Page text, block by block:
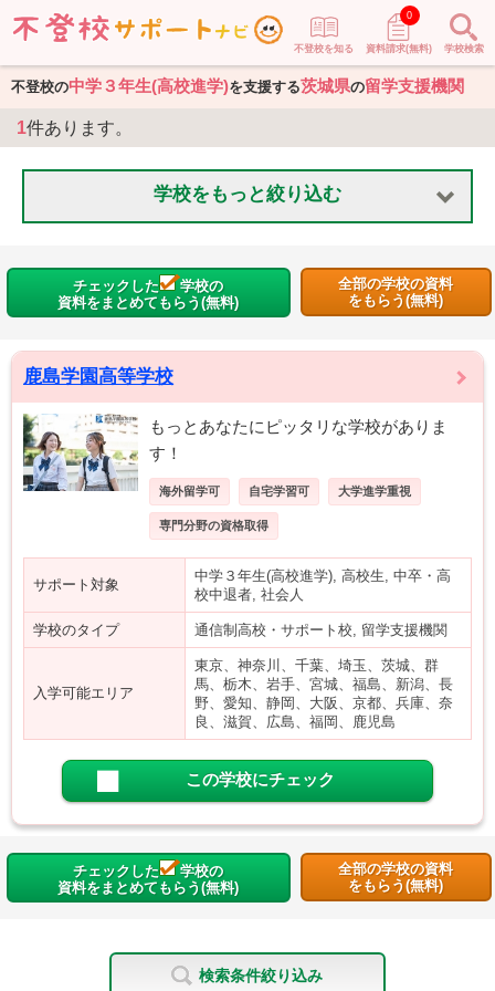
不登校を知る 資料請求(無料)
0
学校検索
不登校の中学３年生(高校進学)を支援する茨城県の留学支援機関
1件あります。
学校をもっと絞り込む
チェックした
学校の
資料をまとめてもらう(無料)
全部の学校の資料
をもらう(無料)
鹿島学園高等学校
もっとあなたにピッタリな学校がありま
す！
海外留学可 自宅学習可 大学進学重視
専門分野の資格取得
サポート対象
中学３年生(高校進学), 高校生, 中卒・高
校中退者, 社会人
学校のタイプ 通信制高校・サポート校, 留学支援機関
入学可能エリア
東京、神奈川、千葉、埼玉、茨城、群
馬、栃木、岩手、宮城、福島、新潟、長
野、愛知、静岡、大阪、京都、兵庫、奈
良、滋賀、広島、福岡、鹿児島
この学校にチェック
チェックした
学校の
資料をまとめてもらう(無料)
全部の学校の資料
をもらう(無料)
検索条件絞り込み